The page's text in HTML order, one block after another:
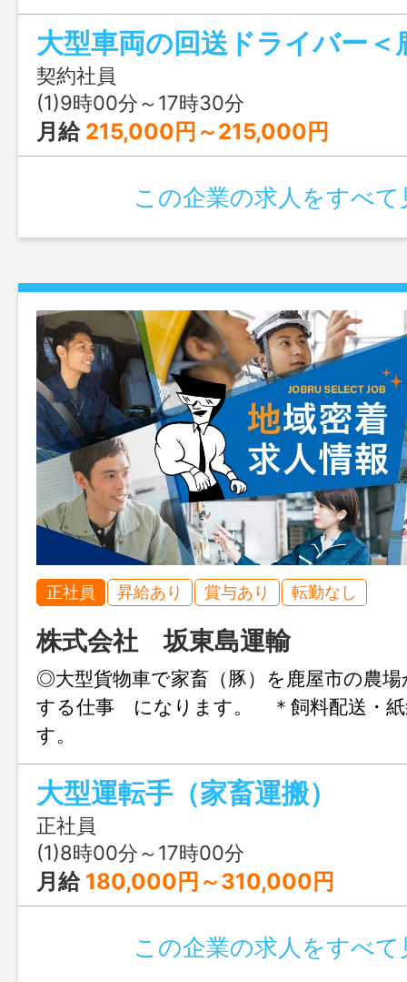
できるお仕事です。 従事すべき業務の
お仕事Ｎｏ．４３０１６００１契１
大型車両の回送ドライバー＜
契約社員
(1)9時00分～17時30分
月給 215,000円～215,000円
この企業の求人をすべて
正社員 昇給あり 賞与あり 転勤なし
株式会社 坂東島運輸
◎大型貨物車で家畜（豚）を鹿屋市の農
する仕事 になります。 ＊飼料配送・紙
す
＊たまに早出がありま
★ ☆ 急 募 求 人 ★ ☆ 変更範囲
める業務
大型運転手（家畜運搬）
正社員
(1)8時00分～17時00分
月給 180,000円～310,000円
この企業の求人をすべて